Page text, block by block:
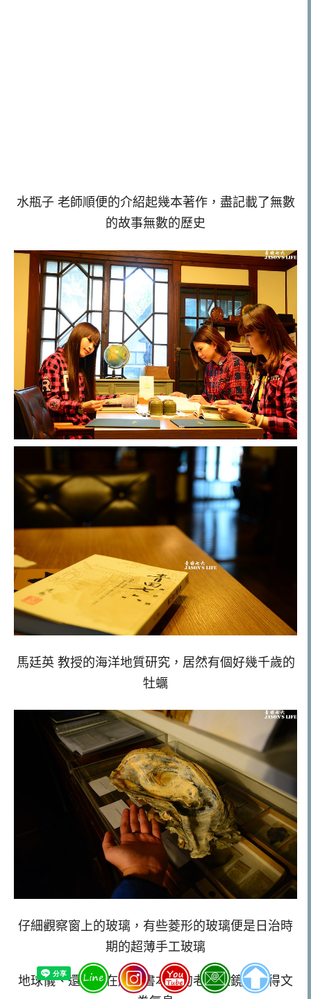
水瓶子 老師順便的介紹起幾本著作，盡記載了無數
的故事無數的歷史
馬廷英 教授的海洋地質研究，居然有個好幾千歲的
牡蠣
仔細觀察窗上的玻璃，有些菱形的玻璃便是日治時
期的超薄手工玻璃
地球儀、還有放在厚厚書本上的老花眼鏡，顯得文